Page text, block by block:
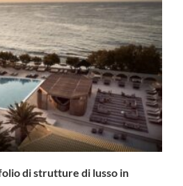
di strutture di lusso in